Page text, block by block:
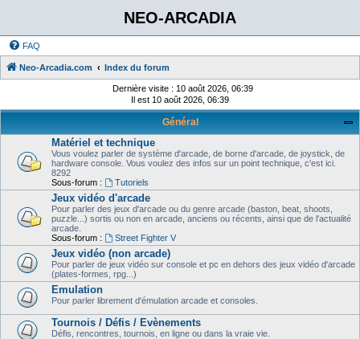
NEO-ARCADIA
FAQ
Neo-Arcadia.com Index du forum
Dernière visite : 10 août 2026, 06:39
Il est 10 août 2026, 06:39
Général
Matériel et technique
Vous voulez parler de système d'arcade, de borne d'arcade, de joystick, de
hardware console. Vous voulez des infos sur un point technique, c'est ici.
8292
Sous-forum :
Tutoriels
Jeux vidéo d'arcade
Pour parler des jeux d'arcade ou du genre arcade (baston, beat, shoots,
puzzle...) sortis ou non en arcade, anciens ou récents, ainsi que de l'actualité
arcade.
Sous-forum :
Street Fighter V
Jeux vidéo (non arcade)
Pour parler de jeux vidéo sur console et pc en dehors des jeux vidéo d'arcade
(plates-formes, rpg...)
Emulation
Pour parler librement d'émulation arcade et consoles.
Tournois / Défis / Evènements
Défis, rencontres, tournois, en ligne ou dans la vraie vie.